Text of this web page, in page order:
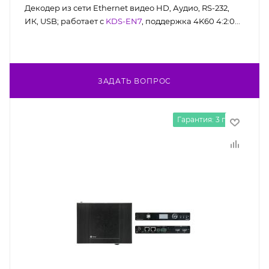
Декодер из сети Ethernet видео HD, Аудио, RS-232,
ИК, USB; работает с KDS-EN7 , поддержка 4K60 4:2:0...
ЗАДАТЬ ВОПРОС
Гарантия: 3 года